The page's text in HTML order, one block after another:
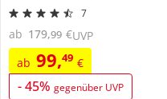
7
ab 99,49 €
-45% gegenüber UVP
ab 179,99 €UVP